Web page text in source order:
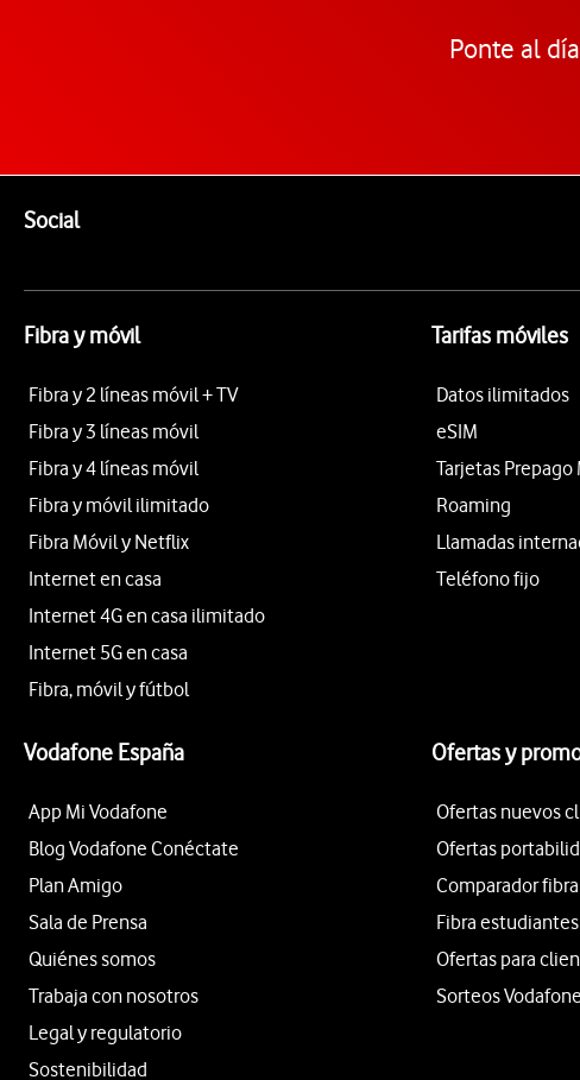
Ponte al
SocialEnlaces a las redes sociales de Vodafone
Fibra y móvil
Fibra y 2 líneas móvil + TV
Fibra y 3 líneas móvil
Fibra y 4 líneas móvil
Fibra y móvil ilimitado
Fibra Móvil y Netflix
Internet en casa
Internet 4G en casa ilimitado
Internet 5G en casa
Fibra, móvil y fútbol
Tarifas móviles
Datos ilimitados
eSIM
Tarjetas Prepago
Roaming
Llamadas
Teléfono fijo
Vodafone España
App Mi Vodafone
Blog Vodafone Conéctate
Plan Amigo
Sala de Prensa
Quiénes somos
Trabaja con nosotros
Legal y regulatorio
Sostenibilidad
Ofertas y
Ofertas nuevos
Ofertas
Comparador
Fibra estudiantes
Ofertas para
Sorteos Vodafone